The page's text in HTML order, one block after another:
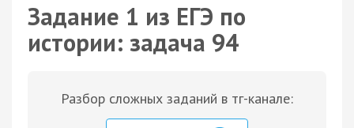
Задание 1 из ЕГЭ по
истории: задача 94
Разбор сложных заданий в тг-канале: